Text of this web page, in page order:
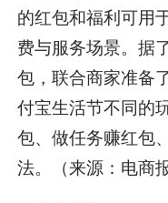
的红包和福利可用
费与服务场景。据
包，联合商家准备
付宝生活节不同的
包、做任务赚红包
法。（来源：电商报